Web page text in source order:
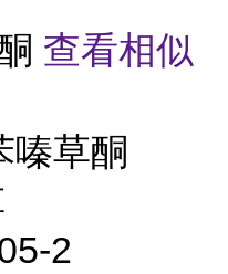
查看相似
嗪草酮
2